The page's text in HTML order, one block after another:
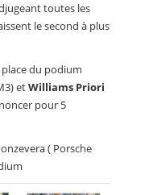
toutes les
le second à plus
place du podium
etWilliams Priori
pour 5
( Porsche